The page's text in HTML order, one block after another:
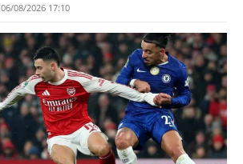
06/08/2026 17:10